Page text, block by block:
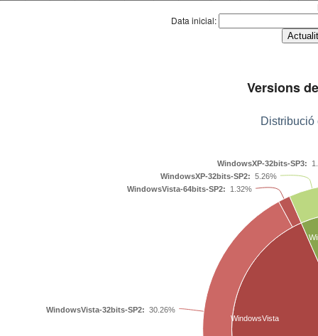
Data inicial:
Versions
Distribució
WindowsVista
WindowsVista-32bits-SP2: 30.26%
WindowsVista-64bits-SP2: 1.32%
WindowsXP-32bits-SP2: 5.26%
WindowsXP-32bits-SP3: